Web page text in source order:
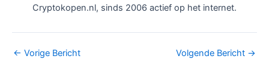
Cryptokopen.nl, sinds 2006 actief op het internet.
Bericht
← Vorige Bericht Volgende Bericht →